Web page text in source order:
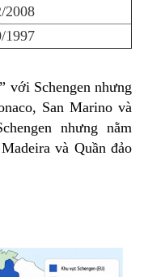
2008
1997
với Schengen nhưng
San Marino và
nhưng nằm
và Quần đảo